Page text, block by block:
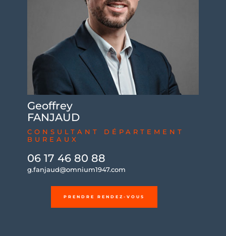
Geoffrey
FANJAUD
CONSULTANT DÉPARTEMENT
BUREAUX
06 17 46 80 88
g.fanjaud@omnium1947.com
PRENDRE RENDEZ-VOUS